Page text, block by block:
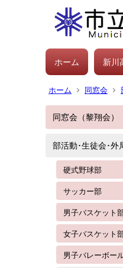
ホーム 新川
ホーム 同窓会
同窓会（黎翔会）
部活動･生徒会･外
硬式野球部
サッカー部
男子バスケット
女子バスケット
男子バレーボー